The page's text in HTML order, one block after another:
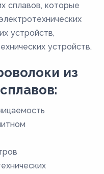
сплавов, которые
устройств,
устройств.
из